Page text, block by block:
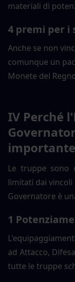
materiali di
4 premi per i
Anche se non
comunque un
Monete del
IV Perché
Le truppe sono
limitati dai
Governatore è
1
ad Attacco,
tutte le truppe